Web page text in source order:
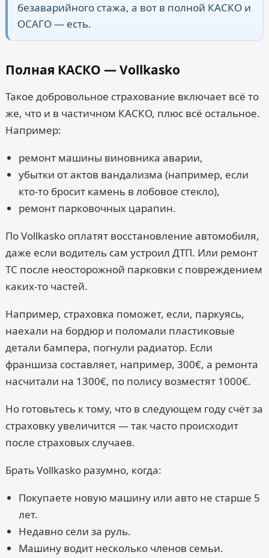
безаварийного стажа, а вот в полной КАСКО и
ОСАГО — есть.
Полная КАСКО — Vollkasko
Такое добровольное страхование включает всё то
же, что и в частичном КАСКО, плюс всё остальное.
Например:
ремонт машины виновника аварии,
убытки от актов вандализма (например, если
кто-то бросит камень в лобовое стекло),
ремонт парковочных царапин.
По Vollkasko оплатят восстановление автомобиля,
даже если водитель сам устроил ДТП. Или ремонт
ТС после неосторожной парковки с повреждением
каких-то частей.
Например, страховка поможет, если, паркуясь,
наехали на бордюр и поломали пластиковые
детали бампера, погнули радиатор. Если
франшиза составляет, например, 300€, а ремонта
насчитали на 1300€, по полису возместят 1000€.
Но готовьтесь к тому, что в следующем году счёт за
страховку увеличится — так часто происходит
после страховых случаев.
Брать Vollkasko разумно, когда:
Покупаете новую машину или авто не старше 5
лет.
Недавно сели за руль.
Машину водит несколько членов семьи.